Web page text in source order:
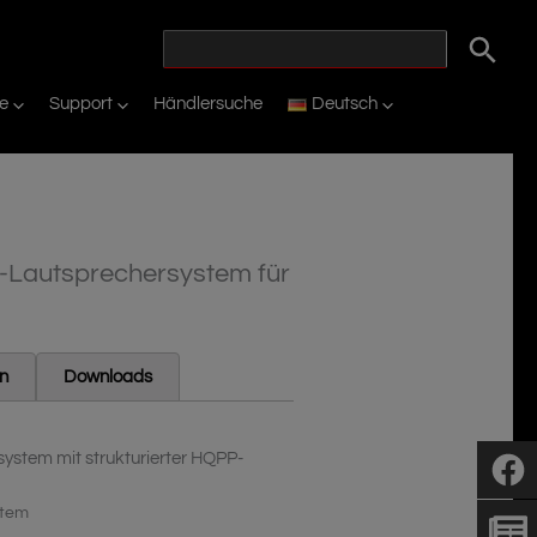
Support Händlersuche Deutsch
Lautsprechersystem für
Downloads
mit strukturierter HQPP-